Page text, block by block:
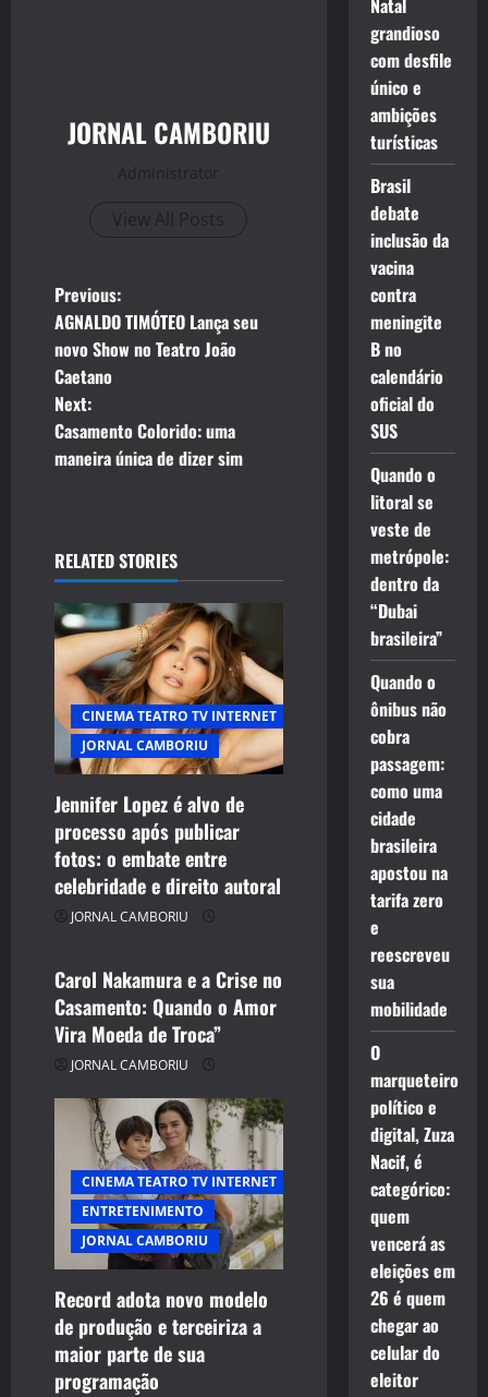
JORNAL CAMBORIU
Administrator
View All Posts
P
o
s
t
v
i
g
a
t
i
o
n
Previous:
AGNALDO TIMÓTEO Lança seu
novo Show no Teatro João
Caetano
Next:
Casamento Colorido: uma
maneira única de dizer sim
RELATED STORIES
CINEMA TEATRO TV INTERNET
JORNAL CAMBORIU
Jennifer Lopez é alvo de
processo após publicar
fotos: o embate entre
celebridade e direito autoral
JORNAL CAMBORIU
CELEBRIDADES
CINEMA TEATRO TV INTERNET
ENTRETENIMENTO
JORNAL CAMBORIU
Carol Nakamura e a Crise no
Casamento: Quando o Amor
Vira Moeda de Troca”
JORNAL CAMBORIU
CINEMA TEATRO TV INTERNET
ENTRETENIMENTO
JORNAL CAMBORIU
Record adota novo modelo
de produção e terceiriza a
maior parte de sua
programação
Natal
grandioso
com desfile
único e
ambições
turísticas
Brasil
debate
inclusão da
vacina
contra
meningite
B no
calendário
oficial do
SUS
Quando o
litoral se
veste de
metrópole:
dentro da
“Dubai
brasileira”
Quando o
ônibus não
cobra
passagem:
como uma
cidade
brasileira
apostou na
tarifa zero
e
reescreveu
sua
mobilidade
O
marqueteiro
político e
digital, Zuza
Nacif, é
categórico:
quem
vencerá as
eleições em
26 é quem
chegar ao
celular do
eleitor